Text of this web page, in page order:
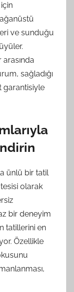
ve sunduğu
sağladığı
garantisiyle
ünlü bir tatil
olarak
bir deneyim
tatillerini en
Özellikle